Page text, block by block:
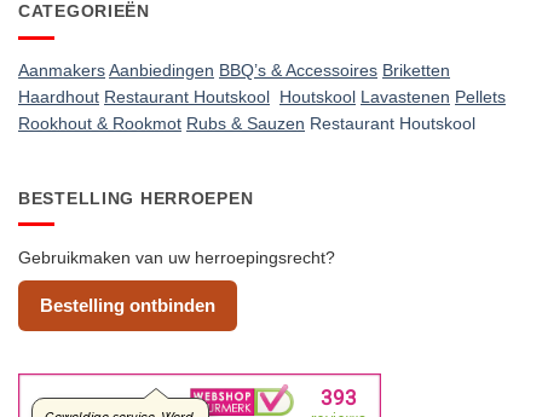
CATEGORIEËN
AanmakersAanbiedingen BBQ’s & Accessoires Briketten
Haardhout Restaurant Houtskool Houtskool Lavastenen Pellets
Rookhout & Rookmot Rubs & Sauzen Restaurant Houtskool
BESTELLING HERROEPEN
Gebruikmaken van uw herroepingsrecht?
Bestelling ontbinden